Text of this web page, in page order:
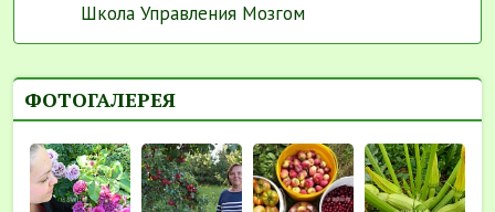
Школа Управления Мозгом
ФОТОГАЛЕРЕЯ